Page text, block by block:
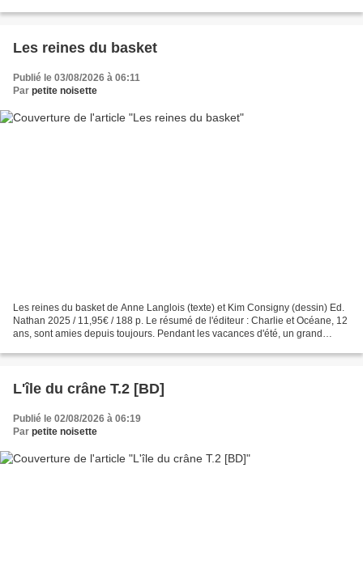
Les reines du basket
Publié le 03/08/2026 à 06:11
Par petite noisette
Les reines du basket de Anne Langlois (texte) et Kim Consigny (dessin) Ed.
Nathan 2025 / 11,95€ / 188 p. Le résumé de l'éditeur : Charlie et Océane, 12
ans, sont amies depuis toujours. Pendant les vacances d'été, un grand
L'île du crâne T.2 [BD]
Publié le 02/08/2026 à 06:19
Par petite noisette